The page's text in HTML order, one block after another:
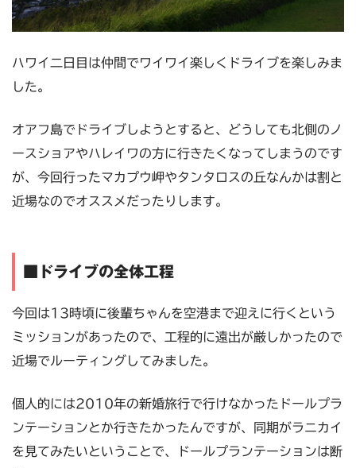
ハワイ二日目は仲間でワイワイ楽しくドライブを楽しみま
した。
オアフ島でドライブしようとすると、どうしても北側のノ
ースショアやハレイワの方に行きたくなってしまうのです
が、今回行ったマカプウ岬やタンタロスの丘なんかは割と
近場なのでオススメだったりします。
■ドライブの全体工程
今回は13時頃に後輩ちゃんを空港まで迎えに行くという
ミッションがあったので、工程的に遠出が厳しかったので
近場でルーティングしてみました。
個人的には2010年の新婚旅行で行けなかったドールプラ
ンテーションとか行きたかったんですが、同期がラニカイ
を見てみたいということで、ドールプランテーションは断